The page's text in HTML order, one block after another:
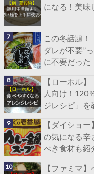
になる！美味
この冬話題！
ダレが不要”
に不要だった
【ローホル
人向け！120
ジレシピ」を
【ダイショ
の気になる辛
べき食材も紹
【ファミマ